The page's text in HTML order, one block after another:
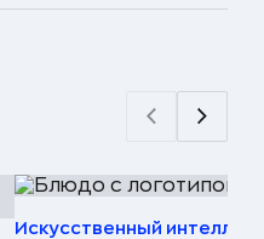
Искусственный